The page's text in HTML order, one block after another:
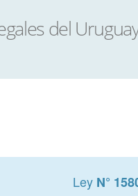
Ley N°